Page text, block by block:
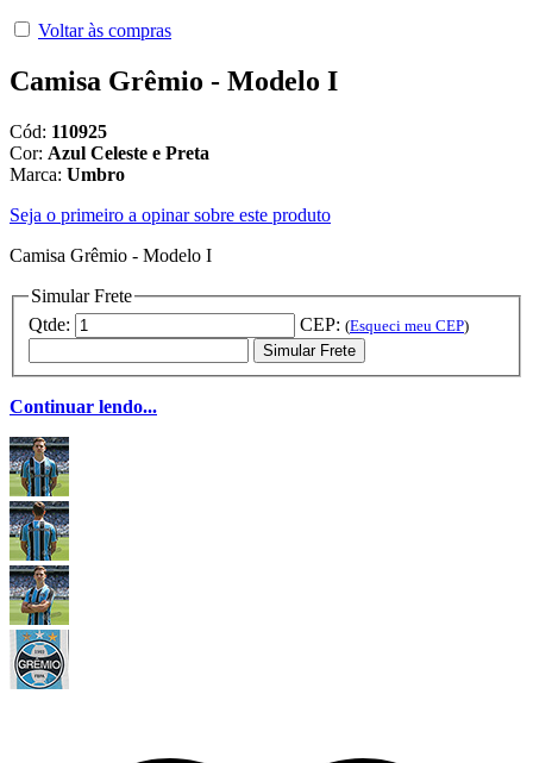
Voltar às compras
Camisa Grêmio - Modelo I
Cód: 110925
Cor: Azul Celeste e Preta
Marca: Umbro
Seja o primeiro a opinar sobre este produto
Camisa Grêmio - Modelo I
Simular Frete
Qtde:
CEP: (Esqueci meu CEP)
Simular Frete
Continuar lendo...